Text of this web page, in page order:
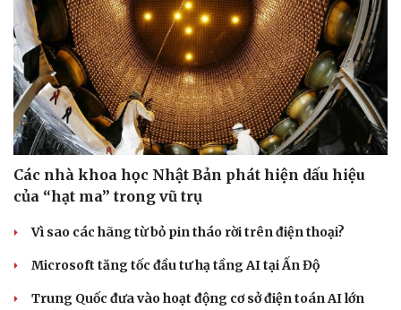
Sức khỏe
Dinh dưỡng - món ngon
Sản phụ khoa
Nam khoa
Làm đẹp - giảm cân
Đời sống
Tình yêu - Gia đình
Các nhà khoa học Nhật Bản phát hiện dấu hiệu
của “hạt ma” trong vũ trụ
Vì sao các hãng từ bỏ pin tháo rời trên điện thoại?
Microsoft tăng tốc đầu tư hạ tầng AI tại Ấn Độ
Trung Quốc đưa vào hoạt động cơ sở điện toán AI lớn